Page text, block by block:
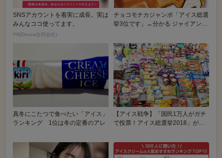
SNSアカウントを着実に成長。実は
みんなココ使ってます。
PR(Dreaw合同会社)
チョコモナカジャンボ「アイス総選
挙3位です」←分かる ジャイアント
真冬にこたつで食べたい「アイス」
ランキング 1位は冬の定番のアレ
【アイス戦争】「国民1万人がガチ
で投票！アイス総選挙2018」が開